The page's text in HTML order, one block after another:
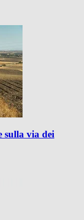
sulla via dei